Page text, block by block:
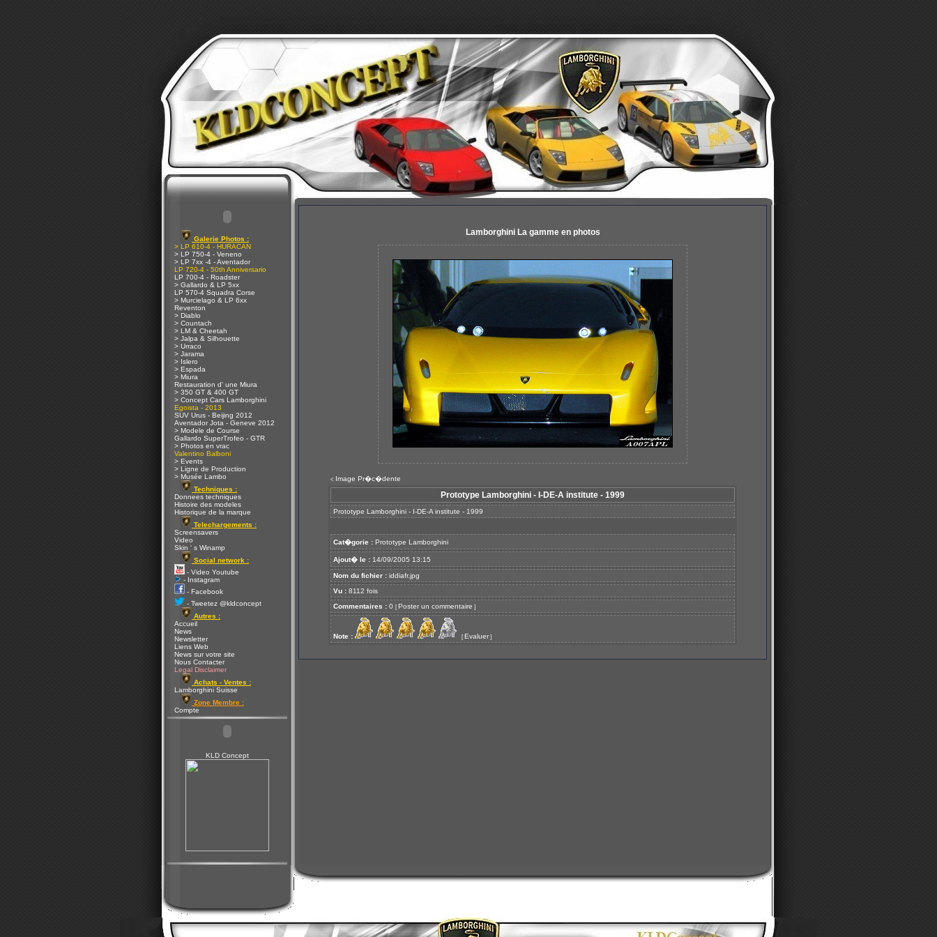
Galerie Photos :
> LP 610-4 - HURACAN
> LP 750-4 - Veneno
> LP 7xx -4 - Aventador
LP 720-4 - 50th Anniversario
LP 700-4 - Roadster
> Gallardo & LP 5xx
LP 570-4 Squadra Corse
> Murcielago & LP 6xx
Reventon
> Diablo
> Countach
> LM & Cheetah
> Jalpa & Silhouette
> Urraco
> Jarama
> Islero
> Espada
> Miura
Restauration d' une Miura
> 350 GT & 400 GT
> Concept Cars Lamborghini
Egoista - 2013
SUV Urus - Beijing 2012
Aventador Jota - Geneve 2012
> Modele de Course
Gallardo SuperTrofeo - GTR
> Photos en vrac
Valentino Balboni
> Events
> Ligne de Production
> Musée Lambo
Techniques :
Donnees techniques
Histoire des modeles
Historique de la marque
Telechargements :
Screensavers
Video
Skin ' s Winamp
Social network :
- Video Youtube
- Instagram
- Facebook
- Tweetez @kldconcept
Autres :
Accueil
News
Newsletter
Liens Web
News sur votre site
Nous Contacter
Legal Disclaimer
Achats - Ventes :
Lamborghini Suisse
Zone Membre :
Compte
KLD Concept
Lamborghini La gamme en photos
< Image Pr�c�dente
Prototype Lamborghini - I-DE-A institute - 1999
Prototype Lamborghini - I-DE-A institute - 1999
Cat�gorie : Prototype Lamborghini
Ajout� le : 14/09/2005 13:15
Nom du fichier : iddiafr.jpg
Vu : 8112 fois
Commentaires : 0 [ Poster un commentaire ]
Note : [ Evaluer ]